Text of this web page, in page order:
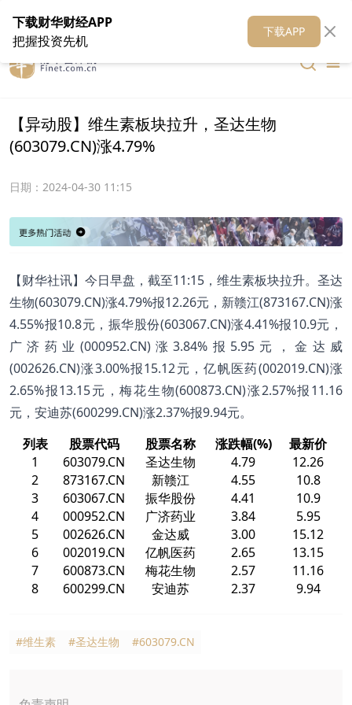
在线客服 关于我们 财华媒体矩阵 财华智库
【异动股】维生素板块拉升，圣达生物
(603079.CN)涨4.79%
日期： 2024-04-30 11:15
【财华社讯】今日早盘，截至11:15，维生素板块拉升。圣达
生物(603079.CN)涨4.79%报12.26元，新赣江(873167.CN)涨
4.55%报10.8元，振华股份(603067.CN)涨4.41%报10.9元，
广济药业(000952.CN)涨3.84%报5.95元，金达威
(002626.CN)涨3.00%报15.12元，亿帆医药(002019.CN)涨
2.65%报13.15元，梅花生物(600873.CN)涨2.57%报11.16
元，安迪苏(600299.CN)涨2.37%报9.94元。
列表
股票代码 股票名称 涨跌幅(%)
最新价
1
603079.CN 圣达生物 4.79
12.26
2
873167.CN 新赣江 4.55
10.8
3
603067.CN 振华股份 4.41
10.9
4
000952.CN 广济药业 3.84
5.95
5
002626.CN 金达威 3.00
15.12
6
002019.CN 亿帆医药 2.65
13.15
7
600873.CN 梅花生物 2.57
11.16
8
600299.CN 安迪苏 2.37 9.94
#维生素 #圣达生物 #603079.CN
下载财华财经APP
把握投资先机
下载APP